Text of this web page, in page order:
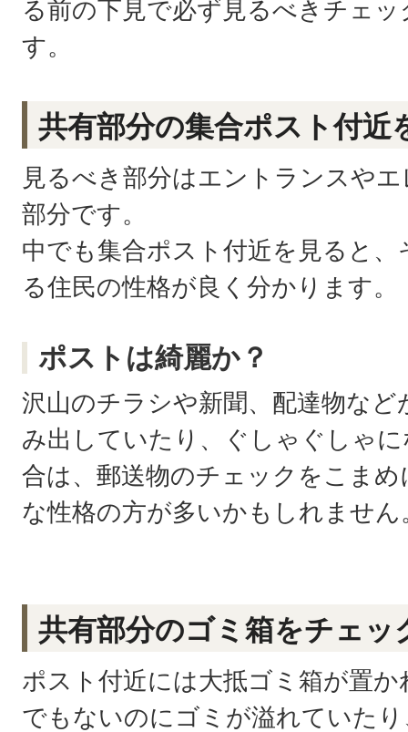
る前の下見で必ず見るべきチェ
す。
共有部分の集合ポスト付近
見るべき部分はエントランスや
部分です。
中でも集合ポスト付近を見ると
る住民の性格が良く分かります。
ポストは綺麗か？
沢山のチラシや新聞、配達物な
み出していたり、ぐしゃぐしゃ
合は、郵送物のチェックをこま
な性格の方が多いかもしれません
共有部分のゴミ箱をチェッ
ポスト付近には大抵ゴミ箱が置
でもないのにゴミが溢れていた